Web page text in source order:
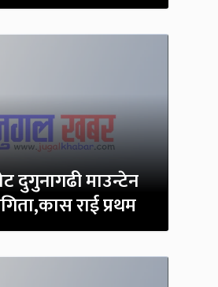
दुगुनागढी माउन्टेन
राई प्रथम